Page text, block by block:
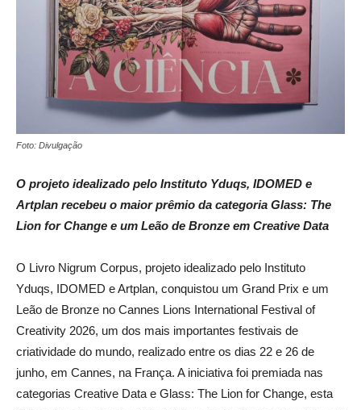
Foto: Divulgação
O projeto idealizado pelo Instituto Yduqs, IDOMED e
Artplan recebeu o maior prêmio da categoria Glass: The
Lion for Change e um Leão de Bronze em Creative Data
O Livro Nigrum Corpus, projeto idealizado pelo Instituto
Yduqs, IDOMED e Artplan, conquistou um Grand Prix e um
Leão de Bronze no Cannes Lions International Festival of
Creativity 2026, um dos mais importantes festivais de
criatividade do mundo, realizado entre os dias 22 e 26 de
junho, em Cannes, na França. A iniciativa foi premiada nas
categorias Creative Data e Glass: The Lion for Change, esta